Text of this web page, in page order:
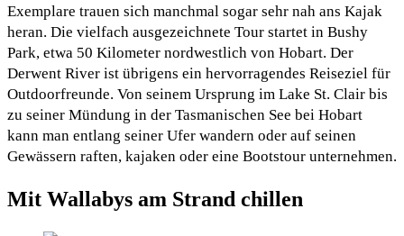
Exemplare trauen sich manchmal sogar sehr nah ans Kajak
heran. Die vielfach ausgezeichnete Tour startet in Bushy
Park, etwa 50 Kilometer nordwestlich von Hobart. Der
Derwent River ist übrigens ein hervorragendes Reiseziel für
Outdoorfreunde. Von seinem Ursprung im Lake St. Clair bis
zu seiner Mündung in der Tasmanischen See bei Hobart
kann man entlang seiner Ufer wandern oder auf seinen
Gewässern raften, kajaken oder eine Bootstour unternehmen.
Mit Wallabys am Strand chillen